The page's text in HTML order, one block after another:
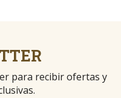
para recibir ofertas y